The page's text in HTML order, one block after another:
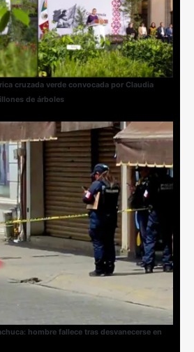
cruzada verde convocada por Claudia
de árboles
hombre fallece tras desvanecerse en